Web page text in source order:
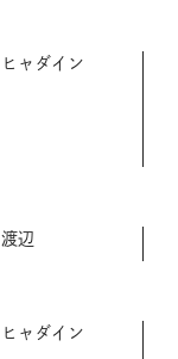
ヒャダイン
渡辺
ヒャダイン